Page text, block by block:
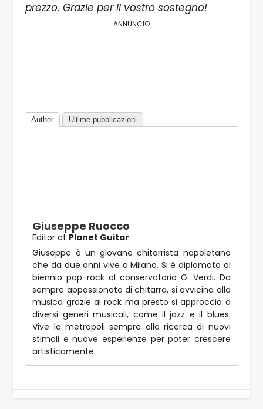
prezzo. Grazie per il vostro sostegno!
ANNUNCIO
Author Ultime pubblicazioni
Giuseppe Ruocco
Editor at Planet Guitar
Giuseppe è un giovane chitarrista napoletano
che da due anni vive a Milano. Si è diplomato al
biennio pop-rock al conservatorio G. Verdi. Da
sempre appassionato di chitarra, si avvicina alla
musica grazie al rock ma presto si approccia a
diversi generi musicali, come il jazz e il blues.
Vive la metropoli sempre alla ricerca di nuovi
stimoli e nuove esperienze per poter crescere
artisticamente.